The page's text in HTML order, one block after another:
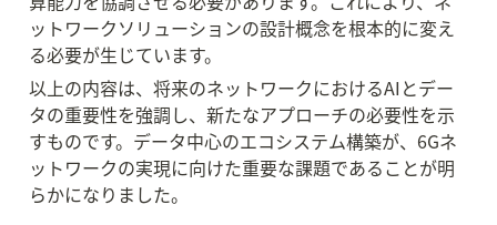
ットワークソリューションの設計概念を根本的に変え
る必要が生じています。
以上の内容は、将来のネットワークにおけるAIとデー
タの重要性を強調し、新たなアプローチの必要性を示
すものです。データ中心のエコシステム構築が、6Gネ
ットワークの実現に向けた重要な課題であることが明
らかになりました。